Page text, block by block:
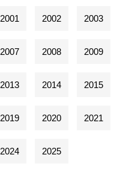
2001 2002 2003
2007 2008 2009
2013 2014 2015
2019 2020 2021
2024 2025